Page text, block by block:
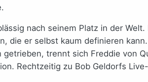
nach seinem Platz in der
die er selbst kaum definieren
trennt sich Freddie von
Rechtzeitig zu Bob Geldorfs